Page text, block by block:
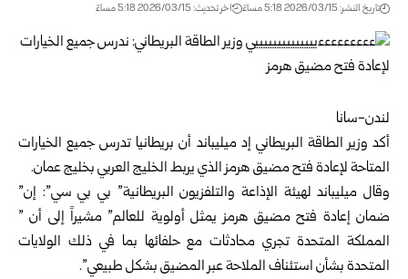
تاريخ النشر: 2026/03/15 5:18 مساءً اخر تحديث: 2026/03/15 5:18 مساءً
لندن-سانا
أكد وزير الطاقة البريطاني إد ميليباند أن بريطانيا تدرس جميع الخيارات
المتاحة لإعادة فتح مضيق هرمز الذي يربط الخليج العربي بخليج عمان.
وقال ميليباند لهيئة الإذاعة والتلفزيون البريطانية” بي بي سي”: إن”
ضمان إعادة فتح مضيق هرمز يمثل أولوية للعالم” مشيراً إلى أن ”
المملكة المتحدة تجري محادثات مع حلفائها بما في ذلك الولايات
المتحدة بشأن استئناف الملاحة عبر المضيق بشكل طبيعي”.